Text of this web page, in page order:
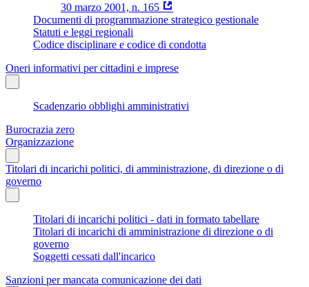
30 marzo 2001, n. 165
Documenti di programmazione strategico gestionale
Statuti e leggi regionali
Codice disciplinare e codice di condotta
Oneri informativi per cittadini e imprese
Scadenzario obblighi amministrativi
Burocrazia zero
Organizzazione
Titolari di incarichi politici, di amministrazione, di direzione o di
governo
Titolari di incarichi politici - dati in formato tabellare
Titolari di incarichi di amministrazione di direzione o di
governo
Soggetti cessati dall'incarico
Sanzioni per mancata comunicazione dei dati